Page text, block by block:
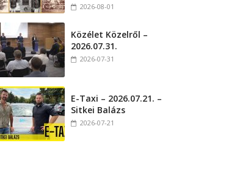
2026-08-01
Közélet Közelről –
2026.07.31.
2026-07-31
E-Taxi – 2026.07.21. –
Sitkei Balázs
2026-07-21